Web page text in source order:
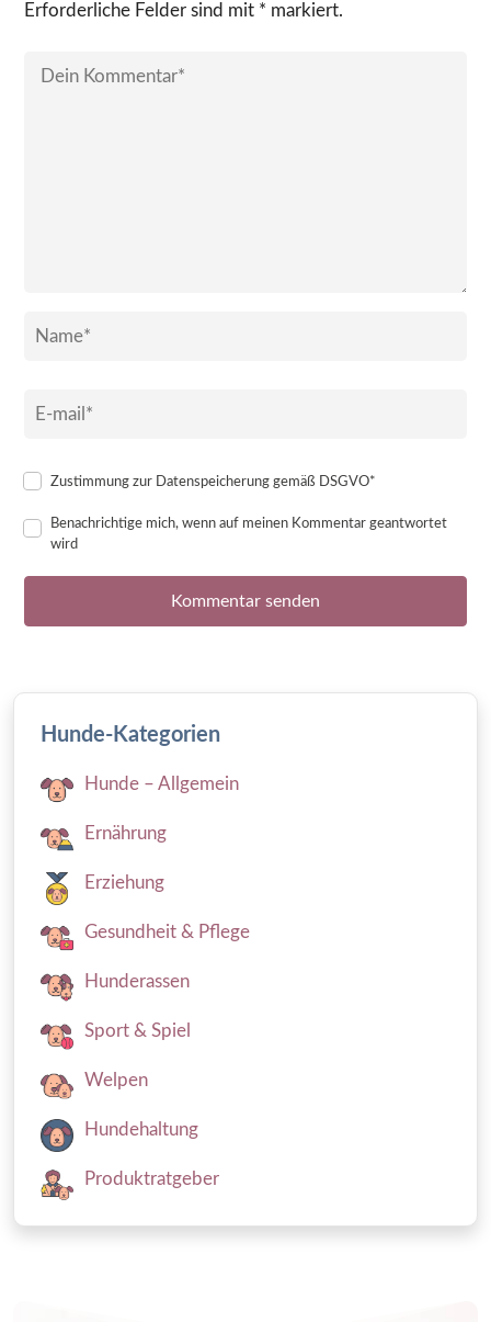
Erforderliche Felder sind mit * markiert.
Zustimmung zur Datenspeicherung gemäß DSGVO*
Benachrichtige mich, wenn auf meinen Kommentar geantwortet
wird
Hunde-Kategorien
Hunde – Allgemein
Ernährung
Erziehung
Gesundheit & Pflege
Hunderassen
Sport & Spiel
Welpen
Hundehaltung
Produktratgeber